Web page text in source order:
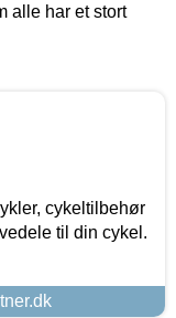
alle har et stort
cykeltilbehør
til din cykel.